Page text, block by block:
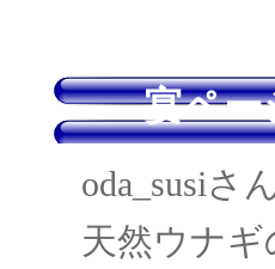
宴ページ
oda_susiさ
天然ウナ